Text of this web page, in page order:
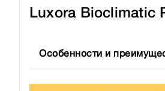
Luxora Bioclimatic
Особенности и